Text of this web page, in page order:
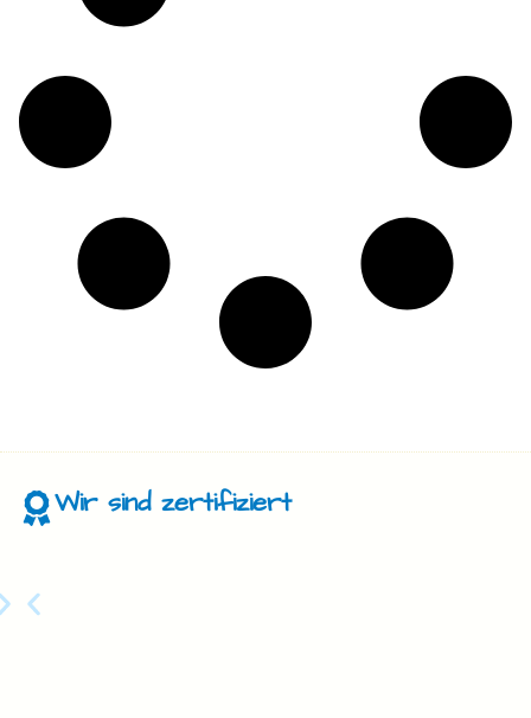
Wir sind zertifiziert